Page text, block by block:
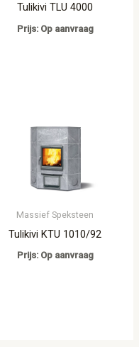
Tulikivi TLU 4000
Prijs: Op aanvraag
Massief Speksteen
Tulikivi KTU 1010/92
Prijs: Op aanvraag